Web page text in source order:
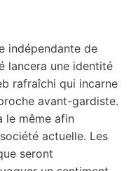
indépendante de
lancera une identité
rafraîchi qui incarne
avant-gardiste.
le même afin
actuelle. Les
seront